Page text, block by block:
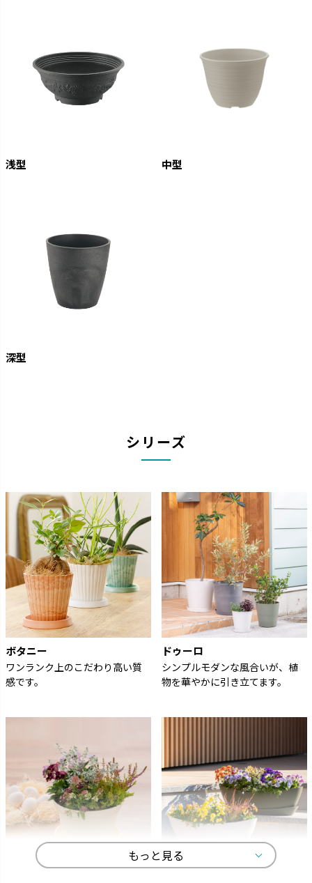
浅型 中型
深型
シリーズ
ボタニー
ワンランク上のこだわり高い質
感です。
ドゥーロ
シンプルモダンな風合いが、植
物を華やかに引き立てます。
もっと見る